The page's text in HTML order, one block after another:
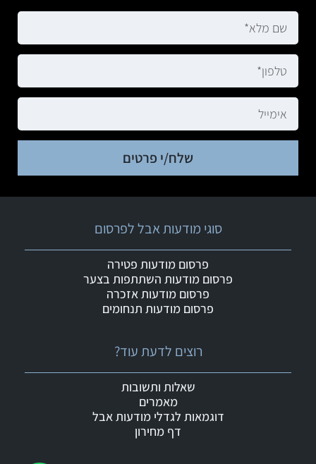
שלח/י פרטים
רוצים לדעת עוד?
שאלות ותשובות
מאמרים
דוגמאות לגדלי מודעות אבל
דף מחירון
סוגי מודעות אבל לפרסום
פרסום מודעות פטירה
פרסום מודעות השתתפות בצער
פרסום מודעות אזכרה
פרסום מודעות תנחומים